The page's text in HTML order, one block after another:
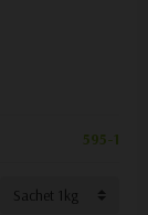
595-1